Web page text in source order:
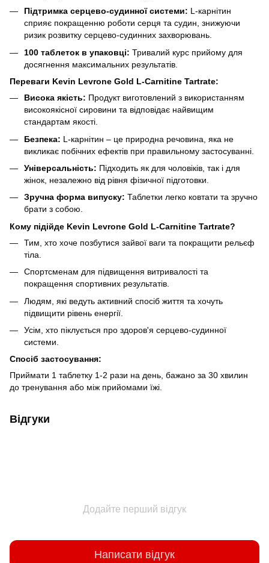
Підтримка серцево-судинної системи: L-карнітин
сприяє покращенню роботи серця та судин, знижуючи
ризик розвитку серцево-судинних захворювань.
100 таблеток в упаковці: Тривалий курс прийому для
досягнення максимальних результатів.
Переваги Kevin Levrone Gold L-Carnitine Tartrate:
Висока якість: Продукт виготовлений з використанням
високоякісної сировини та відповідає найвищим
стандартам якості.
Безпека: L-карнітин – це природна речовина, яка не
викликає побічних ефектів при правильному застосуванні.
Універсальність: Підходить як для чоловіків, так і для
жінок, незалежно від рівня фізичної підготовки.
Зручна форма випуску: Таблетки легко ковтати та зручно
брати з собою.
Кому підійде Kevin Levrone Gold L-Carnitine Tartrate?
Тим, хто хоче позбутися зайвої ваги та покращити рельєф
тіла.
Спортсменам для підвищення витривалості та
покращення спортивних результатів.
Людям, які ведуть активний спосіб життя та хочуть
підвищити рівень енергії.
Усім, хто піклується про здоров'я серцево-судинної
системи.
Спосіб застосування:
Приймати 1 таблетку 1-2 рази на день, бажано за 30 хвилин
до тренування або між прийомами їжі.
Відгуки
Додайте перший відгук
Написати відгук